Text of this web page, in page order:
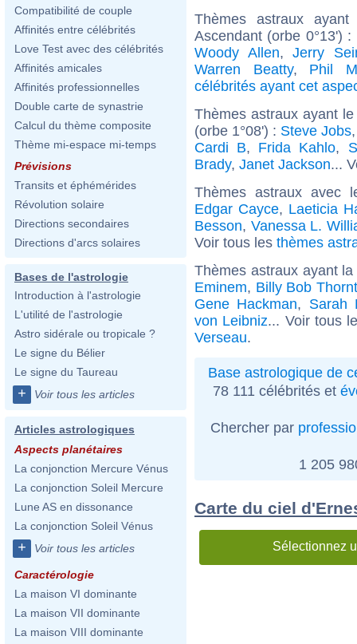
Compatibilité de couple
Affinités entre célébrités
Love Test avec des célébrités
Affinités amicales
Affinités professionnelles
Double carte de synastrie
Calcul du thème composite
Thème mi-espace mi-temps
Prévisions
Transits et éphémérides
Révolution solaire
Directions secondaires
Directions d'arcs solaires
Bases de l'astrologie
Introduction à l'astrologie
L'utilité de l'astrologie
Astro sidérale ou tropicale ?
Le signe du Bélier
Le signe du Taureau
+ Voir tous les articles
Articles astrologiques
Aspects planétaires
La conjonction Mercure Vénus
La conjonction Soleil Mercure
Lune AS en dissonance
La conjonction Soleil Vénus
+ Voir tous les articles
Caractérologie
La maison VI dominante
La maison VII dominante
La maison VIII dominante
Thèmes astraux
Ascendant (orbe 0°13') :
Woody Allen,Jerry
Warren Beatty, Phil
célébrités ayant cet
Thèmes astraux ayant
(orbe 1°08') : Steve Jobs
Cardi B, Frida Kahlo,
Brady, Janet Jackson...
Thèmes astraux avec
Edgar Cayce, Laeticia
Besson, Vanessa L.
Voir tous les thèmes
Thèmes astraux ayant
Eminem, Billy Bob
Gene Hackman, Sarah
von Leibniz... Voir tous
Verseau.
Base astrologique de
78 111 célébrités et
Chercher par
1 205
Carte du ciel
Sélectionnez